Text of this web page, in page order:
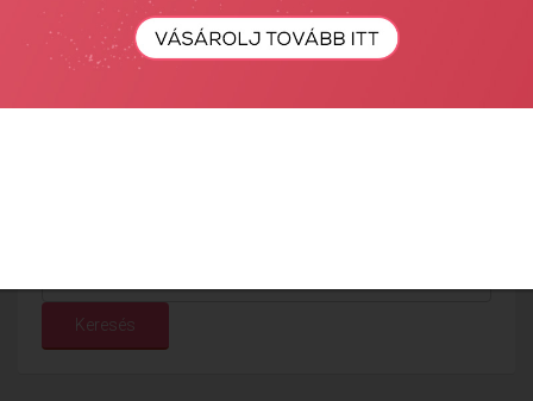
Találatok: 1 - 3 / 3 nézet: 18 termék az oldalon
Keresés